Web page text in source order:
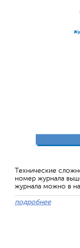
Технические
номер журнала
журнала можно в
подробнее